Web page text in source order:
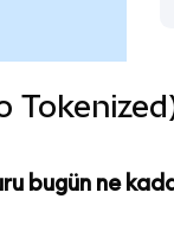
bugün ne